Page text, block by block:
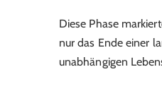
Diese Phase
nur das Ende einer
unabhängigen